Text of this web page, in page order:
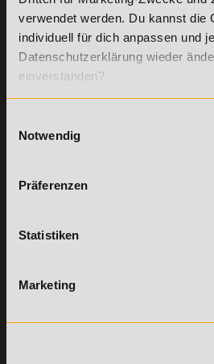
verwendet werden. Du kannst die
individuell für dich anpassen und
Datenschutzerklärung wieder
einverstanden?
Notwendig
Präferenzen
Statistiken
Marketing
Academy of Sports GmbH
Willy-Brandt-Platz 2
71522
Backnang
Erreichbarkeit:
Montag bis Donnerstag: 8:00 - 19:00 Uhr
widerrufen